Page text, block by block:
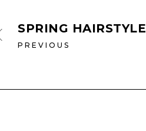
SPRING HAIRSTYLE
PREVIOUS